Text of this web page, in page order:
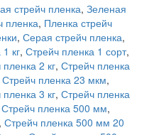
стрейч пленка, Зеленая
пленка, Пленка стрейч
, Серая стрейч пленка,
кг, Стрейч пленка 1 сорт,
2 кг, Стрейч пленка
Стрейч пленка 23 мкм,
3 кг, Стрейч пленка
Стрейч пленка 500 мм,
, Стрейч пленка 500 мм 20